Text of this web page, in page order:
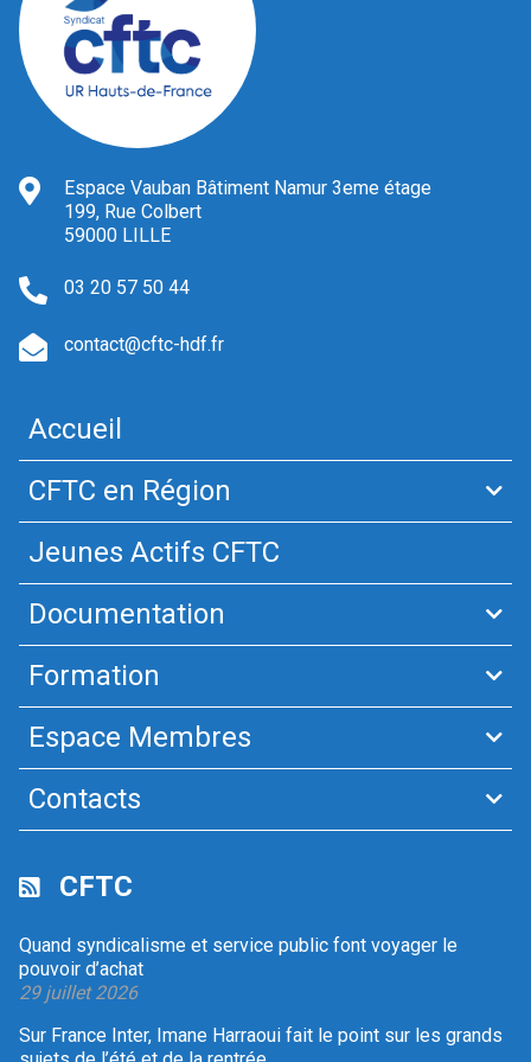
Espace Vauban Bâtiment Namur 3eme étage
199, Rue Colbert
59000 LILLE
03 20 57 50 44
contact@cftc-hdf.fr
Accueil
CFTC en Région
Jeunes Actifs CFTC
Documentation
Formation
Espace Membres
Contacts
CFTC
Quand syndicalisme et service public font voyager le
pouvoir d’achat
29 juillet 2026
Sur France Inter, Imane Harraoui fait le point sur les grands